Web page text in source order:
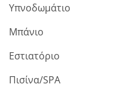
Υπνοδωμάτιο
Μπάνιο
Εστιατόριο
Πισίνα/SPA